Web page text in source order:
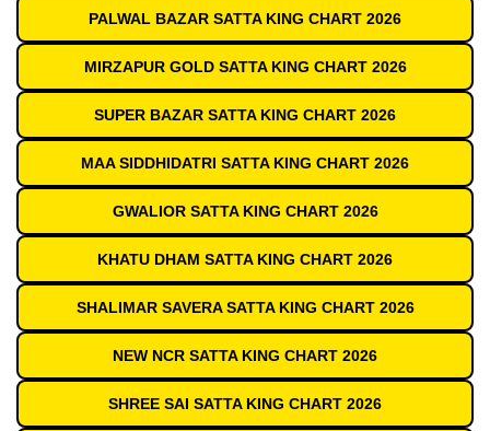
PALWAL BAZAR SATTA KING CHART 2026
MIRZAPUR GOLD SATTA KING CHART 2026
SUPER BAZAR SATTA KING CHART 2026
MAA SIDDHIDATRI SATTA KING CHART 2026
GWALIOR SATTA KING CHART 2026
KHATU DHAM SATTA KING CHART 2026
SHALIMAR SAVERA SATTA KING CHART 2026
NEW NCR SATTA KING CHART 2026
SHREE SAI SATTA KING CHART 2026